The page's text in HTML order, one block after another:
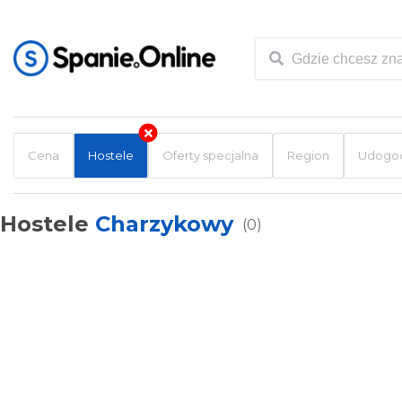
Cena Hostele Oferty specjalna Region
Hostele Charzykowy (0)